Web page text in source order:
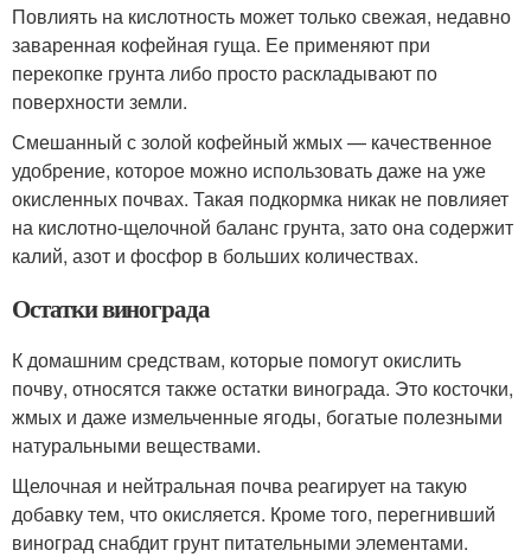
Повлиять на кислотность может только свежая, недавно
заваренная кофейная гуща. Ее применяют при
перекопке грунта либо просто раскладывают по
поверхности земли.
Смешанный с золой кофейный жмых — качественное
удобрение, которое можно использовать даже на уже
окисленных почвах. Такая подкормка никак не повлияет
на кислотно-щелочной баланс грунта, зато она содержит
калий, азот и фосфор в больших количествах.
Остатки винограда
К домашним средствам, которые помогут окислить
почву, относятся также остатки винограда. Это косточки,
жмых и даже измельченные ягоды, богатые полезными
натуральными веществами.
Щелочная и нейтральная почва реагирует на такую
добавку тем, что окисляется. Кроме того, перегнивший
виноград снабдит грунт питательными элементами.